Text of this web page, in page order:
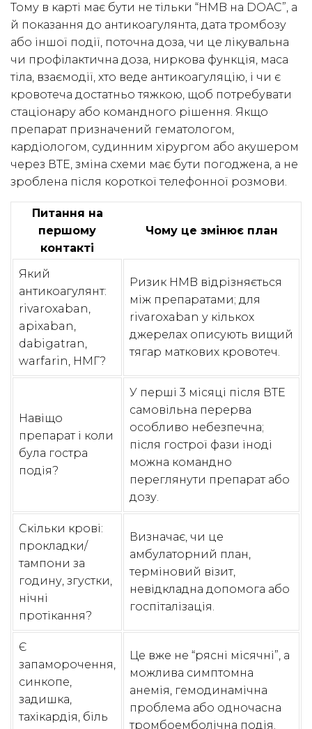
Тому в карті має бути не тільки “HMB на DOAC”, а
й показання до антикоагулянта, дата тромбозу
або іншої події, поточна доза, чи це лікувальна
чи профілактична доза, ниркова функція, маса
тіла, взаємодії, хто веде антикоагуляцію, і чи є
кровотеча достатньо тяжкою, щоб потребувати
стаціонару або командного рішення. Якщо
препарат призначений гематологом,
кардіологом, судинним хірургом або акушером
через ВТЕ, зміна схеми має бути погоджена, а не
зроблена після короткої телефонної розмови.
Питання на
першому
контакті
Чому це змінює план
Який
антикоагулянт:
rivaroxaban,
apixaban,
dabigatran,
warfarin, НМГ?
Ризик HMB відрізняється
між препаратами; для
rivaroxaban у кількох
джерелах описують вищий
тягар маткових кровотеч.
Навіщо
препарат і коли
була гостра
подія?
У перші 3 місяці після ВТЕ
самовільна перерва
особливо небезпечна;
після гострої фази іноді
можна командно
переглянути препарат або
дозу.
Скільки крові:
прокладки/
тампони за
годину, згустки,
нічні
протікання?
Визначає, чи це
амбулаторний план,
терміновий візит,
невідкладна допомога або
госпіталізація.
Є
запаморочення,
синкопе,
задишка,
тахікардія, біль
Це вже не “рясні місячні”, а
можлива симптомна
анемія, гемодинамічна
проблема або одночасна
тромбоемболічна подія.